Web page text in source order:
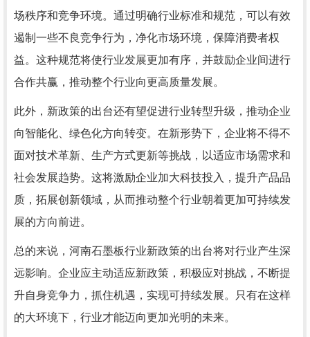
场秩序和竞争环境。通过明确行业标准和规范，可以有效
遏制一些不良竞争行为，净化市场环境，保障消费者权
益。这种规范将使行业发展更加有序，并鼓励企业间进行
合作共赢，推动整个行业向更高质量发展。
此外，新政策的出台还有望促进行业转型升级，推动企业
向智能化、绿色化方向转变。在新形势下，企业将不得不
面对技术革新、生产方式更新等挑战，以适应市场需求和
社会发展趋势。这将激励企业加大科技投入，提升产品品
质，拓展创新领域，从而推动整个行业朝着更加可持续发
展的方向前进。
总的来说，河南石墨板行业新政策的出台将对行业产生深
远影响。企业应主动适应新政策，积极应对挑战，不断提
升自身竞争力，抓住机遇，实现可持续发展。只有在这样
的大环境下，行业才能迈向更加光明的未来。